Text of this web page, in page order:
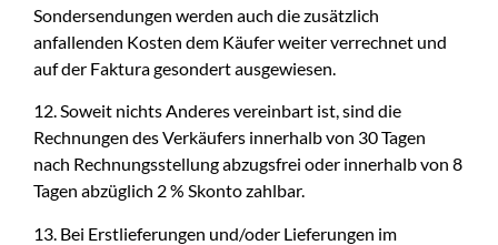
Sondersendungen werden auch die zusätzlich
anfallenden Kosten dem Käufer weiter verrechnet und
auf der Faktura gesondert ausgewiesen.
12. Soweit nichts Anderes vereinbart ist, sind die
Rechnungen des Verkäufers innerhalb von 30 Tagen
nach Rechnungsstellung abzugsfrei oder innerhalb von 8
Tagen abzüglich 2 % Skonto zahlbar.
13. Bei Erstlieferungen und/oder Lieferungen im